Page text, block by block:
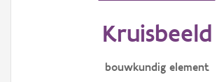
Kruisbeeld
bouwkundig element